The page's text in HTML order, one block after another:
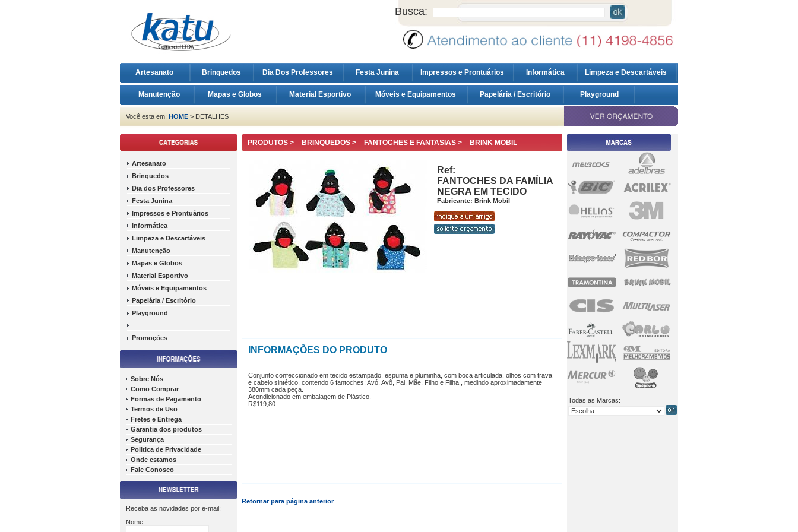
Busca:
Artesanato Brinquedos Dia Dos Professores Festa Junina Impressos e Prontuários Informática Limpeza e Descartáveis
Manutenção Mapas e Globos Material Esportivo Móveis e Equipamentos Papelária / Escritório Playground
Você esta em: HOME > DETALHES
Artesanato
Brinquedos
Dia dos Professores
Festa Junina
Impressos e Prontuários
Informática
Limpeza e Descartáveis
Manutenção
Mapas e Globos
Material Esportivo
Móveis e Equipamentos
Papelária / Escritório
Playground
Promoções
Sobre Nós
Como Comprar
Formas de Pagamento
Termos de Uso
Fretes e Entrega
Garantia dos produtos
Segurança
Politica de Privacidade
Onde estamos
Fale Conosco
Receba as novidades por e-mail:
Nome:
PRODUTOS > BRINQUEDOS > FANTOCHES E FANTASIAS > BRINK MOBIL
Ref:
FANTOCHES DA FAMÍLIA
NEGRA EM TECIDO
Fabricante: Brink Mobil
INFORMAÇÕES DO PRODUTO
Conjunto confeccionado em tecido estampado, espuma e pluminha, com boca articulada, olhos com trava
e cabelo sintético, contendo 6 fantoches: Avó, Avô, Pai, Mãe, Filho e Filha , medindo aproximadamente
380mm cada peça.
Acondicionado em embalagem de Plástico.
R$119,80
Retornar para página anterior
Todas as Marcas: